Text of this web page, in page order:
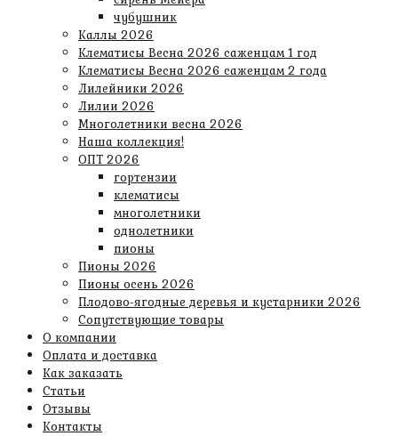
чубушник
Каллы 2026
Клематисы Весна 2026 саженцам 1 год
Клематисы Весна 2026 саженцам 2 года
Лилейники 2026
Лилии 2026
Многолетники весна 2026
Наша коллекция!
ОПТ 2026
гортензии
клематисы
многолетники
однолетники
пионы
Пионы 2026
Пионы осень 2026
Плодово-ягодные деревья и кустарники 2026
Сопутствующие товары
О компании
Оплата и доставка
Как заказать
Статьи
Отзывы
Контакты